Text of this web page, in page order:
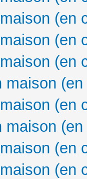
(en
(en
(en
maison
(en
maison
(en
(en